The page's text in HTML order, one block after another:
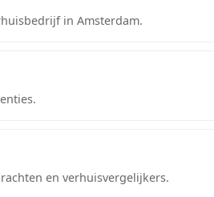
in Amsterdam.
en verhuisvergelijkers.